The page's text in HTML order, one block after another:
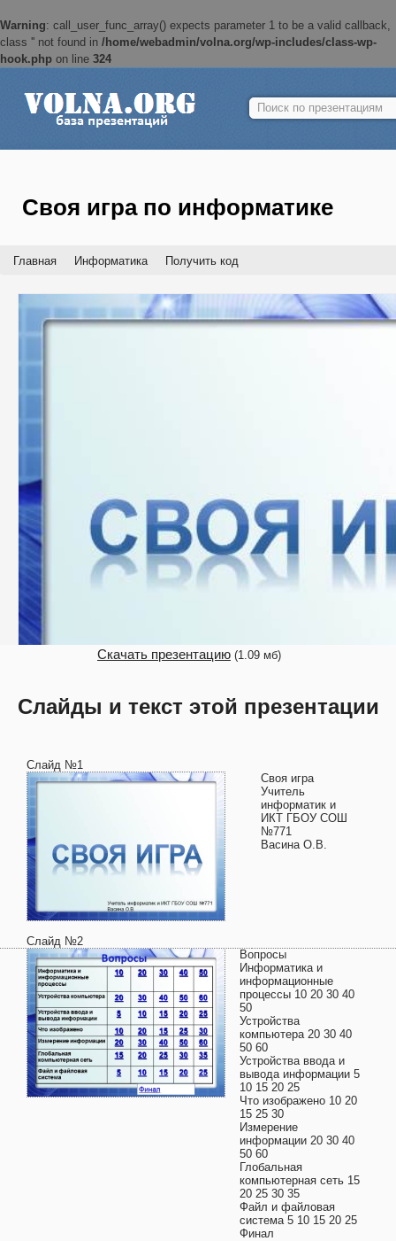
Warning: call_user_func_array() expects parameter 1 to be a valid callback,
class '' not found in /home/webadmin/volna.org/wp-includes/class-wp-
hook.php on line 324
Найти:
Своя игра по информатике
Главная Информатика Получить код
Скачать презентацию (1.09 мб)
Слайды и текст этой презентации
Слайд №1
Своя игра
Учитель
информатик и
ИКТ ГБОУ СОШ
№771
Васина О.В.
Слайд №2
Вопросы
Информатика и
информационные
процессы 10 20 30 40
50
Устройства
компьютера 20 30 40
50 60
Устройства ввода и
вывода информации 5
10 15 20 25
Что изображено 10 20
15 25 30
Измерение
информации 20 30 40
50 60
Глобальная
компьютерная сеть 15
20 25 30 35
Файл и файловая
система 5 10 15 20 25
Финал